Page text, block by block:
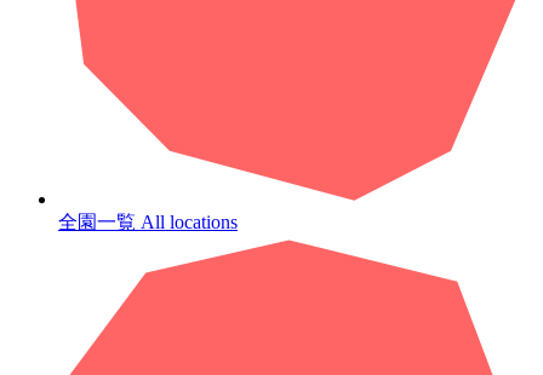
全園一覧 All locations